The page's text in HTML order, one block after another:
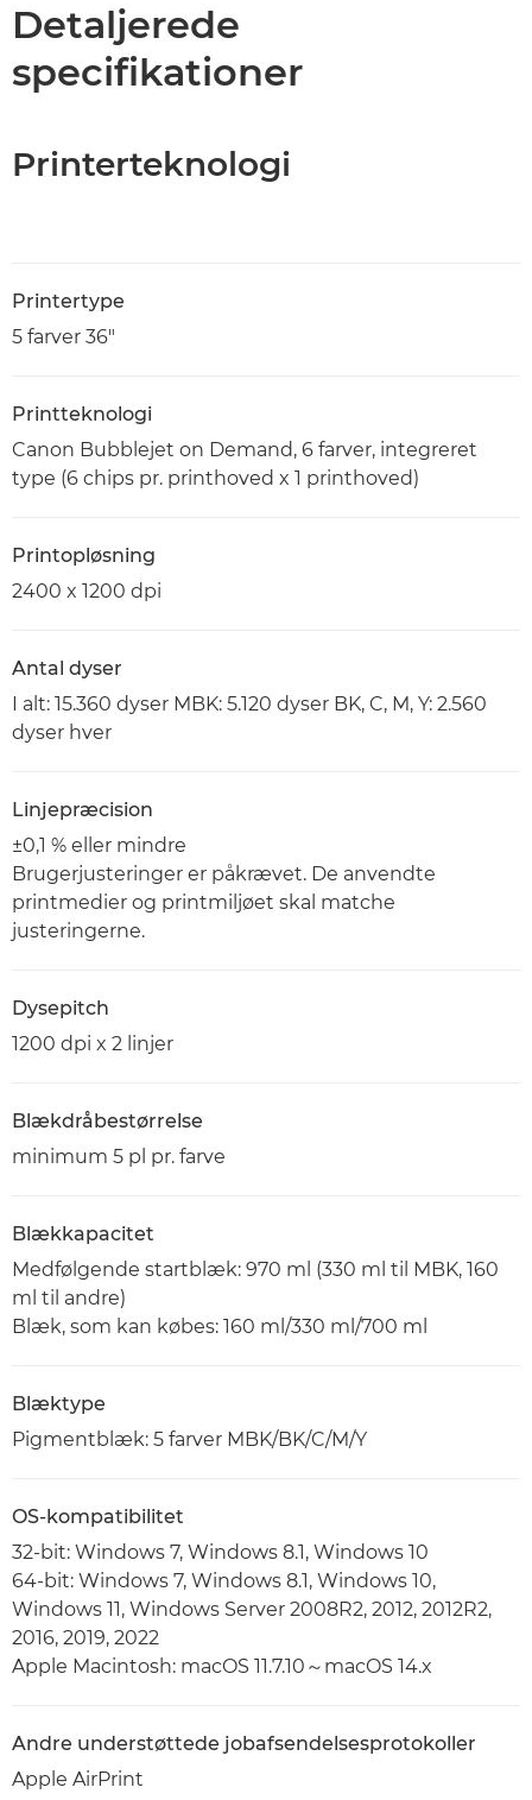
Detaljerede
specifikationer
Printerteknologi
Printertype
5 farver 36"
Printteknologi
Canon Bubblejet on Demand, 6 farver, integreret
type (6 chips pr. printhoved x 1 printhoved)
Printopløsning
2400 x 1200 dpi
Antal dyser
I alt: 15.360 dyser MBK: 5.120 dyser BK, C, M, Y: 2.560
dyser hver
Linjepræcision
±0,1 % eller mindre
Brugerjusteringer er påkrævet. De anvendte
printmedier og printmiljøet skal matche
justeringerne.
Dysepitch
1200 dpi x 2 linjer
Blækdråbestørrelse
minimum 5 pl pr. farve
Blækkapacitet
Medfølgende startblæk: 970 ml (330 ml til MBK, 160
ml til andre)
Blæk, som kan købes: 160 ml/330 ml/700 ml
Blæktype
Pigmentblæk: 5 farver MBK/BK/C/M/Y
OS-kompatibilitet
32-bit: Windows 7, Windows 8.1, Windows 10
64-bit: Windows 7, Windows 8.1, Windows 10,
Windows 11, Windows Server 2008R2, 2012, 2012R2,
2016, 2019, 2022
Apple Macintosh: macOS 11.7.10～macOS 14.x
Andre understøttede jobafsendelsesprotokoller
Apple AirPrint